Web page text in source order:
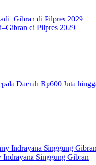
di Pilpres 2029
Daerah Rp600 Juta
Singgung Gibran